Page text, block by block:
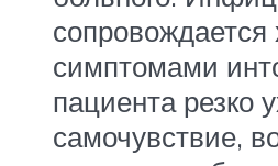
симптомами
пациента резко
самочувствие,